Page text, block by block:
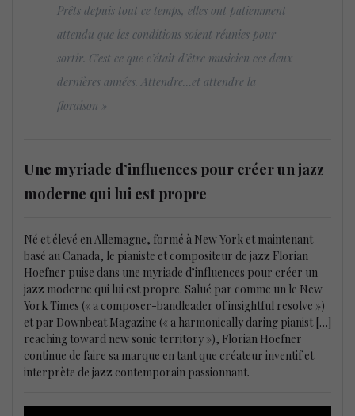
Prêts depuis tout ce temps, elles ont patiemment
attendu que les conditions soient réunies pour
sortir. C’est ce que c’était d’être musicien ces deux
dernières années. Attendre…et attendre la
floraison »
Une myriade d’influences pour créer un jazz
moderne qui lui est propre
Né et élevé en Allemagne, formé à New York et maintenant
basé au Canada, le pianiste et compositeur de jazz Florian
Hoefner puise dans une myriade d’influences pour créer un
jazz moderne qui lui est propre. Salué par comme un le New
York Times (« a composer-bandleader of insightful resolve »)
et par Downbeat Magazine (« a harmonically daring pianist […]
reaching toward new sonic territory »), Florian Hoefner
continue de faire sa marque en tant que créateur inventif et
interprète de jazz contemporain passionnant.